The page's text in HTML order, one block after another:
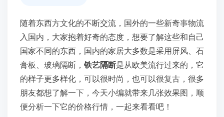
随着东西方文化的不断交流，国外的一些新奇事物流
入国内，大家抱着好奇的态度，想要了解这些和自己
国家不同的东西，国内的家居大多数是采用屏风、石
膏板、玻璃隔断， 铁艺隔断是从欧美流行过来的，它
的样子更多样化，可以很时尚，也可以很复古，很多
朋友都想了解一下，今天小编就带来几张效果图，顺
便分析一下它的价格行情，一起来看看吧！